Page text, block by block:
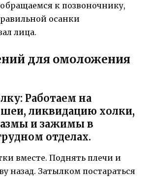
к позвоночнику,
осанки
лица.
для омоложения
Работаем на
ликвидацию холки,
и зажимы в
отделах.
вместе. Поднять плечи и
назад. Затылком постараться